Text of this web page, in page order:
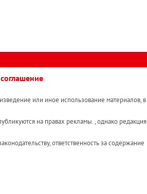
или иное использование материалов, в
на правах рекламы. , однако редакция
ответственность за содержание